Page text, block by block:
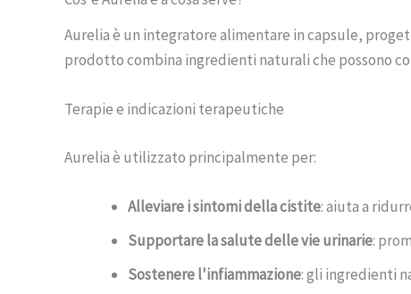
Aurelia è un integratore alimentare in capsule,
prodotto combina ingredienti naturali che possono
Terapie e indicazioni terapeutiche
Aurelia è utilizzato principalmente per:
Alleviare i sintomi della cistite: aiuta a
Supportare la salute delle vie urinarie:
Sostenere l'infiammazione: gli ingredienti